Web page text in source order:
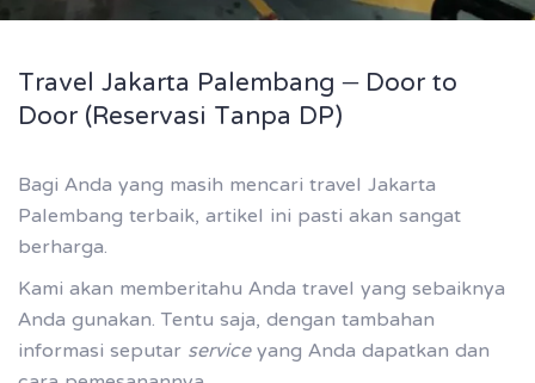
Travel Jakarta Palembang – Door to
Door (Reservasi Tanpa DP)
Bagi Anda yang masih mencari travel Jakarta
Palembang terbaik, artikel ini pasti akan sangat
berharga.
Kami akan memberitahu Anda travel yang sebaiknya
Anda gunakan. Tentu saja, dengan tambahan
informasi seputarserviceyang Anda dapatkan dan